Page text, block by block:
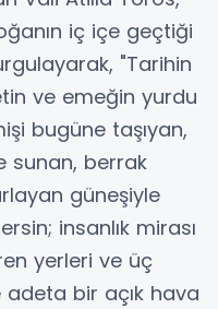
iç içe geçtiği
"Tarihin
ve emeğin yurdu
bugüne taşıyan,
sunan, berrak
güneşiyle
insanlık mirası
yerleri ve üç
bir açık hava